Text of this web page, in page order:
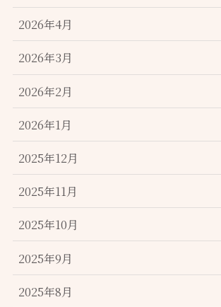
2026年4月
2026年3月
2026年2月
2026年1月
2025年12月
2025年11月
2025年10月
2025年9月
2025年8月